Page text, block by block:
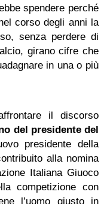
spendere perché
corso degli anni la
senza perdere di
girano cifre che
in una o più
il discorso
del presidente del
presidente della
alla nomina
Italiana Giuoco
competizione con
l’uomo giusto in